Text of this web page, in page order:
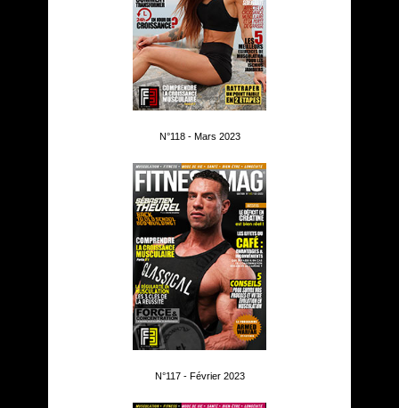
N°118 - Mars 2023
N°117 - Février 2023